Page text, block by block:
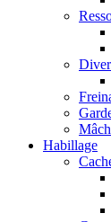
Habillage